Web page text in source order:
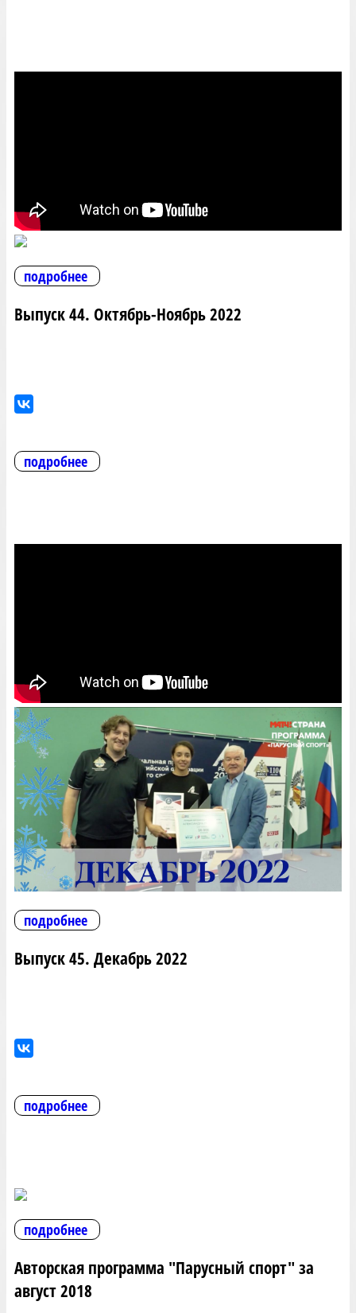
подробнее
Выпуск 44. Октябрь-Ноябрь 2022
подробнее
подробнее
Выпуск 45. Декабрь 2022
подробнее
подробнее
Авторская программа "Парусный спорт" за
август 2018